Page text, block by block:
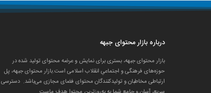
درباره بازار محتوای جبهه
بازار محتوای جبهه، بستری برای نمایش و عرضه محتوای تولید شده در
حوزه‌های فرهنگی و اجتماعیِ انقلاب اسلامی است.بازار محتوای جبهه، پل
ارتباطی مخاطبان و تولید‌کنندگان محتوای فضای مجازی می‌باشد. دسترسی